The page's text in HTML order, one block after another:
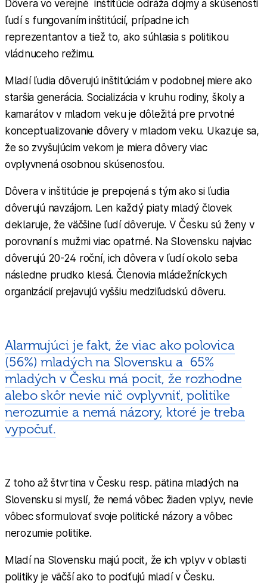
Dôvera vo verejné inštitúcie odráža dojmy a skúsenosti
ľudí s fungovaním inštitúcií, prípadne ich
reprezentantov a tiež to, ako súhlasia s politikou
vládnuceho režimu.
Mladí ľudia dôverujú inštitúciám v podobnej miere ako
staršia generácia. Socializácia v kruhu rodiny, školy a
kamarátov v mladom veku je dôležitá pre prvotné
konceptualizovanie dôvery v mladom veku. Ukazuje sa,
že so zvyšujúcim vekom je miera dôvery viac
ovplyvnená osobnou skúsenosťou.
Dôvera v inštitúcie je prepojená s tým ako si ľudia
dôverujú navzájom. Len každý piaty mladý človek
deklaruje, že väčšine ľudí dôveruje. V Česku sú ženy v
porovnaní s mužmi viac opatrné. Na Slovensku najviac
dôverujú 20-24 roční, ich dôvera v ľudí okolo seba
následne prudko klesá. Členovia mládežníckych
organizácií prejavujú vyššiu medziľudskú dôveru.
Alarmujúci je fakt, že viac ako polovica
(56%) mladých na Slovensku a 65%
mladých v Česku má pocit, že rozhodne
alebo skôr nevie nič ovplyvniť, politike
nerozumie a nemá názory, ktoré je treba
vypočuť.
Z toho až štvrtina v Česku resp. pätina mladých na
Slovensku si myslí, že nemá vôbec žiaden vplyv, nevie
vôbec sformulovať svoje politické názory a vôbec
nerozumie politike.
Mladí na Slovensku majú pocit, že ich vplyv v oblasti
politiky je väčší ako to pociťujú mladí v Česku.